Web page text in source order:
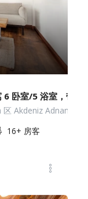
卧室/5 浴室，带露
Akdeniz Adnan
16+ 房客